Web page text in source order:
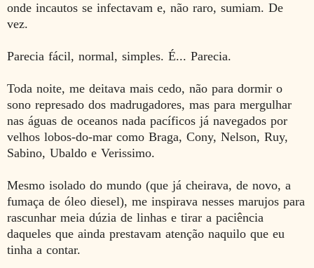
onde incautos se infectavam e, não raro, sumiam. De
vez.
Parecia fácil, normal, simples. É... Parecia.
Toda noite, me deitava mais cedo, não para dormir o
sono represado dos madrugadores, mas para mergulhar
nas águas de oceanos nada pacíficos já navegados por
velhos lobos-do-mar como Braga, Cony, Nelson, Ruy,
Sabino, Ubaldo e Verissimo.
Mesmo isolado do mundo (que já cheirava, de novo, a
fumaça de óleo diesel), me inspirava nesses marujos para
rascunhar meia dúzia de linhas e tirar a paciência
daqueles que ainda prestavam atenção naquilo que eu
tinha a contar.